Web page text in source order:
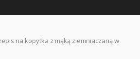
na kopytka z mąką ziemniaczaną w